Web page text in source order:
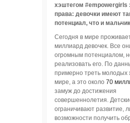
хэштегом #‎empowergirls‬
права: девочки имеют
потенциал, что и
Сегодня в мире
миллиард девочек. Все
огромным потенциалом,
реализовать его. По
примерно треть молодых
мире, а это около 70
замуж до достижения
совершеннолетия.
ограничивают развитие,
возможности получить